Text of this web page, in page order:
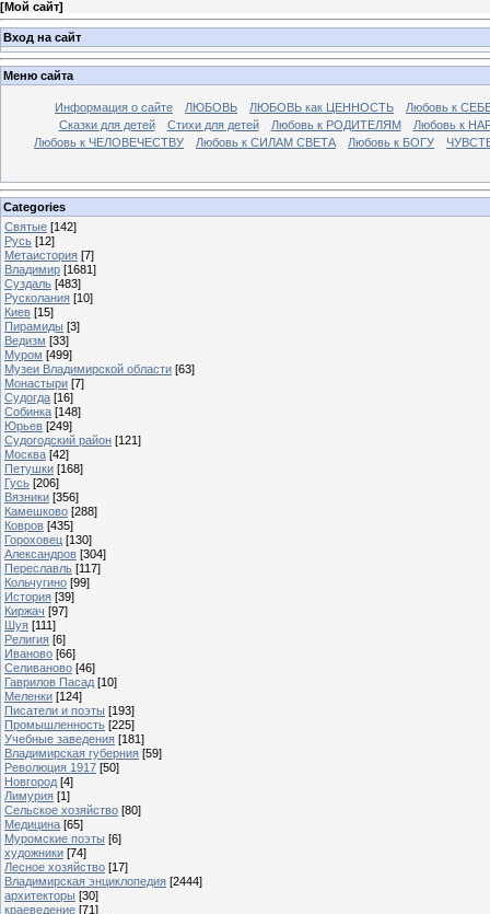
[Мой сайт]
Вход на сайт
Меню сайта
Информация о сайте ЛЮБОВЬ ЛЮБОВЬ как ЦЕННОСТЬ
Любовь к
Сказки для детей
Стихи для детей Любовь к РОДИТЕЛЯМ
Любовь к
Любовь к ЧЕЛОВЕЧЕСТВУ
Любовь к СИЛАМ СВЕТА Любовь к БОГУ
Categories
Святые [142]
Русь [12]
Метаистория [7]
Владимир [1681]
Суздаль [483]
Русколания [10]
Киев [15]
Пирамиды [3]
Ведизм [33]
Муром [499]
Музеи Владимирской области [63]
Монастыри [7]
Судогда [16]
Собинка [148]
Юрьев [249]
Судогодский район [121]
Москва [42]
Петушки [168]
Гусь [206]
Вязники [356]
Камешково [288]
Ковров [435]
Гороховец [130]
Александров [304]
Переславль [117]
Кольчугино [99]
История [39]
Киржач [97]
Шуя [111]
Религия [6]
Иваново [66]
Селиваново [46]
Гаврилов Пасад [10]
Меленки [124]
Писатели и поэты [193]
Промышленность [225]
Учебные заведения [181]
Владимирская губерния [59]
Революция 1917 [50]
Новгород [4]
Лимурия [1]
Сельское хозяйство [80]
Медицина [65]
Муромские поэты [6]
художники [74]
Лесное хозяйство [17]
Владимирская энциклопедия [2444]
архитекторы [30]
краеведение [71]